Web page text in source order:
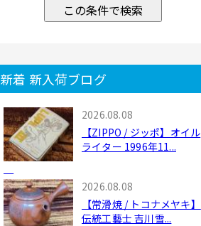
この条件で検索
新着 新入荷ブログ
2026.08.08
【ZIPPO / ジッポ】オイル
ライター 1996年11...
2026.08.08
【常滑焼 / トコナメヤキ】
伝統工藝士 吉川雪...